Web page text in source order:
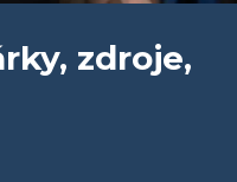
zdroje,